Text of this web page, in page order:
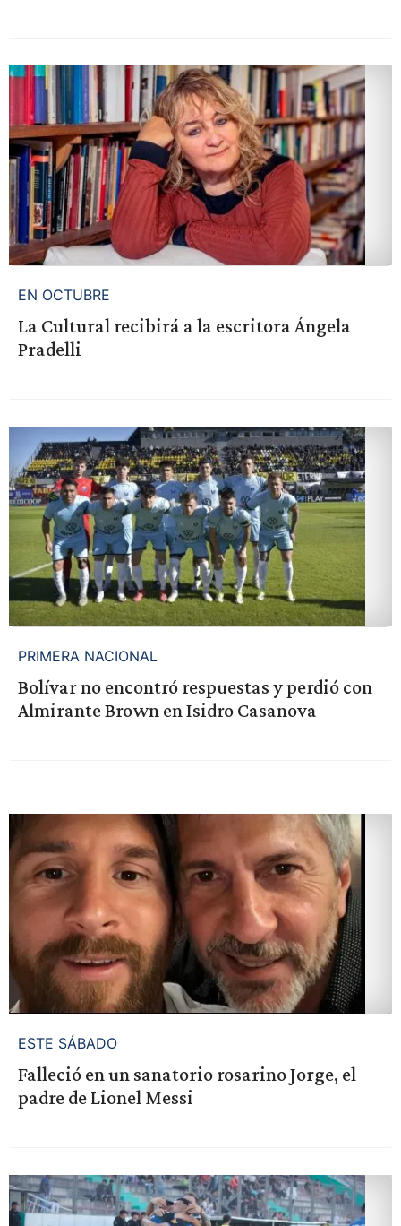
EN OCTUBRE
La Cultural recibirá a la escritora Ángela
Pradelli
PRIMERA NACIONAL
Bolívar no encontró respuestas y perdió con
Almirante Brown en Isidro Casanova
ESTE SÁBADO
Falleció en un sanatorio rosarino Jorge, el
padre de Lionel Messi